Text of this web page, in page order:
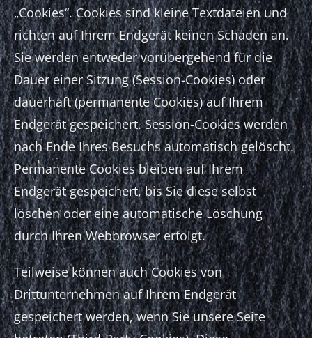
„Cookies“. Cookies sind kleine Textdateien und
richten auf Ihrem Endgerät keinen Schaden an.
Sie werden entweder vorübergehend für die
Dauer einer Sitzung (Session-Cookies) oder
dauerhaft (permanente Cookies) auf Ihrem
Endgerät gespeichert. Session-Cookies werden
nach Ende Ihres Besuchs automatisch gelöscht.
Permanente Cookies bleiben auf Ihrem
Endgerät gespeichert, bis Sie diese selbst
löschen oder eine automatische Löschung
durch Ihren Webbrowser erfolgt.
Teilweise können auch Cookies von
Drittunternehmen auf Ihrem Endgerät
gespeichert werden, wenn Sie unsere Seite